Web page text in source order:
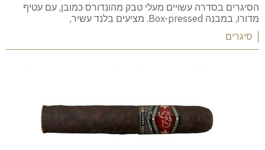
הסיגרים בסדרה עשויים מעלי טבק מהונדורס כמובן, עם עטיף
מדורו, במבנה Box-pressed. מציעים בלנד עשיר,
| סיגרים